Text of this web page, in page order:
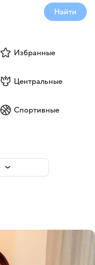
Найти
Избранные
Центральные
Спортивные